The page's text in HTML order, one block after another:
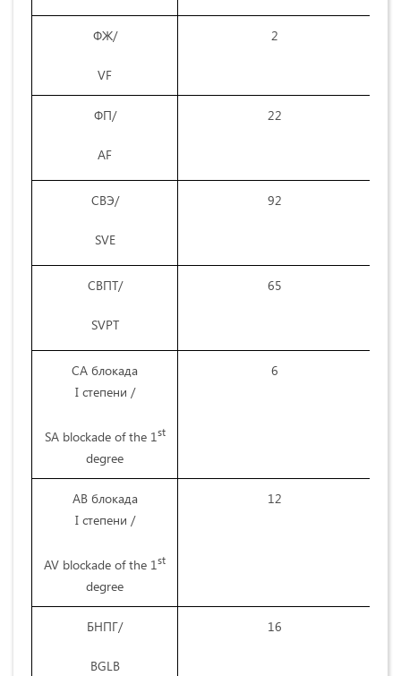
ФЖ/
VF
2
ФП/
AF
22
СВЭ/
SVE
92
СВПТ/
SVPT
65
СА блокада
I степени /
SA blockade of the 1st
degree
6
АВ блокада
I степени /
AV blockade of the 1st
degree
12
БНПГ/
BGLB
16